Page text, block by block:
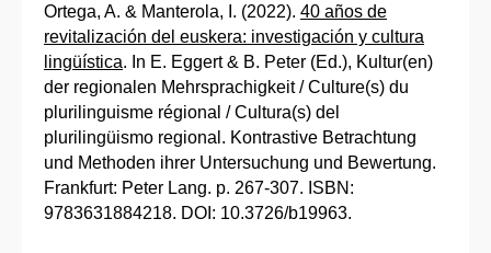
Ortega, A. & Manterola, I. (2022). 40 años de
revitalización del euskera: investigación y cultura
lingüística. In E. Eggert & B. Peter (Ed.), Kultur(en)
der regionalen Mehrsprachigkeit / Culture(s) du
plurilinguisme régional / Cultura(s) del
plurilingüismo regional. Kontrastive Betrachtung
und Methoden ihrer Untersuchung und Bewertung.
Frankfurt: Peter Lang. p. 267-307. ISBN:
9783631884218. DOI: 10.3726/b19963.